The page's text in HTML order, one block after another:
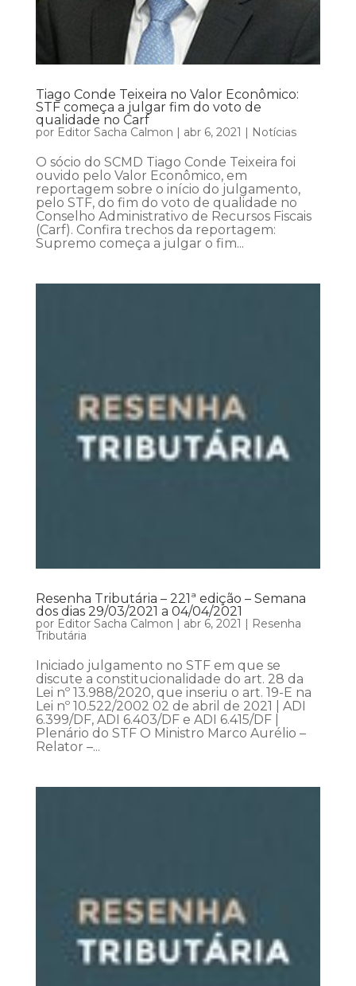
Tiago Conde Teixeira no Valor Econômico:
STF começa a julgar fim do voto de
qualidade no Carf
por Editor Sacha Calmon | abr 6, 2021 | Notícias
O sócio do SCMD Tiago Conde Teixeira foi
ouvido pelo Valor Econômico, em
reportagem sobre o início do julgamento,
pelo STF, do fim do voto de qualidade no
Conselho Administrativo de Recursos Fiscais
(Carf). Confira trechos da reportagem:
Supremo começa a julgar o fim...
Resenha Tributária – 221ª edição – Semana
dos dias 29/03/2021 a 04/04/2021
por Editor Sacha Calmon abr 6, 2021
Resenha
Tributária
Iniciado julgamento no STF em que se
discute a constitucionalidade do art. 28 da
Lei nº 13.988/2020, que inseriu o art. 19-E na
Lei nº 10.522/2002 02 de abril de 2021 | ADI
6.399/DF, ADI 6.403/DF e ADI 6.415/DF |
Plenário do STF O Ministro Marco Aurélio –
Relator –...